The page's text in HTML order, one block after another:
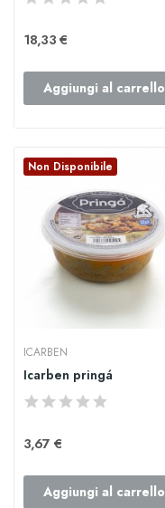
18,33 €
Aggiungi al carrello
Non Disponibile
ICARBEN
Icarben pringá
3,67 €
Aggiungi al carrello